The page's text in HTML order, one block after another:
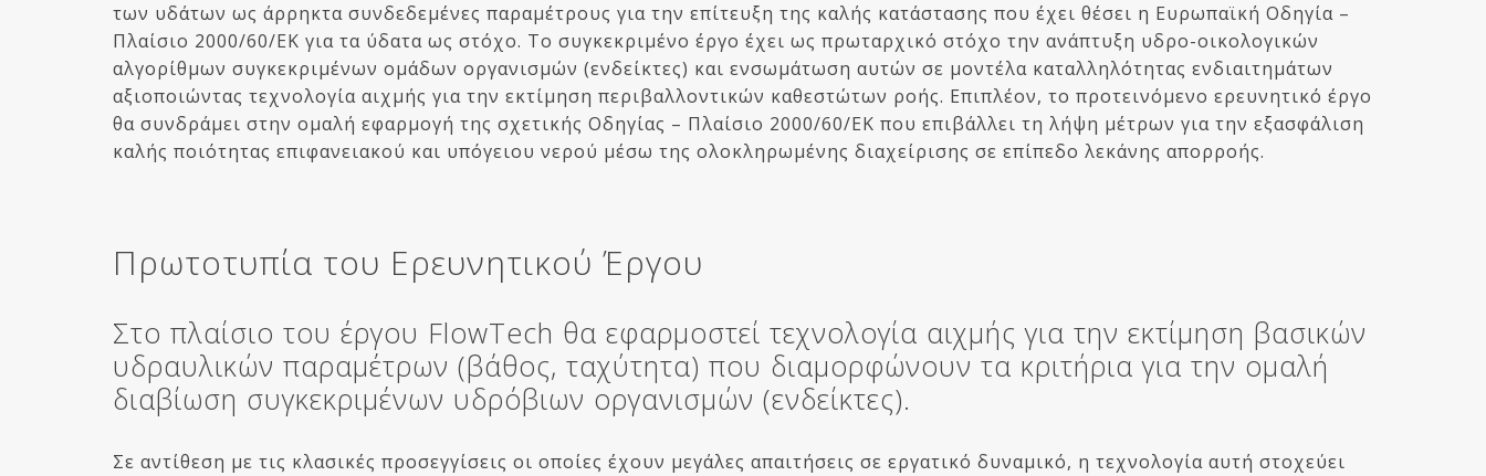
των υδάτων ως άρρηκτα συνδεδεμένες παραμέτρους για την επίτευξη της καλής κατάστασης που έχει θέσει η Ευρωπαϊκή Οδηγία –
Πλαίσιο 2000/60/ΕΚ για τα ύδατα ως στόχο. Το συγκεκριμένο έργο έχει ως πρωταρχικό στόχο την ανάπτυξη υδρο-οικολογικών
αλγορίθμων συγκεκριμένων ομάδων οργανισμών (ενδείκτες) και ενσωμάτωση αυτών σε μοντέλα καταλληλότητας ενδιαιτημάτων
αξιοποιώντας τεχνολογία αιχμής για την εκτίμηση περιβαλλοντικών καθεστώτων ροής. Επιπλέον, το προτεινόμενο ερευνητικό έργο
θα συνδράμει στην ομαλή εφαρμογή της σχετικής Οδηγίας – Πλαίσιο 2000/60/ΕΚ που επιβάλλει τη λήψη μέτρων για την εξασφάλιση
καλής ποιότητας επιφανειακού και υπόγειου νερού μέσω της ολοκληρωμένης διαχείρισης σε επίπεδο λεκάνης απορροής.
Πρωτοτυπία του Ερευνητικού Έργου
Στο πλαίσιο του έργου FlowTech θα εφαρμοστεί τεχνολογία αιχμής για την εκτίμηση βασικών
υδραυλικών παραμέτρων (βάθος, ταχύτητα) που διαμορφώνουν τα κριτήρια για την ομαλή
διαβίωση συγκεκριμένων υδρόβιων οργανισμών (ενδείκτες).
Σε αντίθεση με τις κλασικές προσεγγίσεις οι οποίες έχουν μεγάλες απαιτήσεις σε εργατικό δυναμικό, η τεχνολογία αυτή στοχεύει